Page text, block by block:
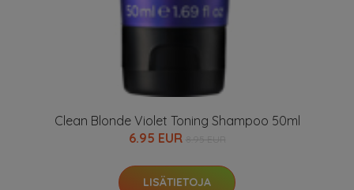
Clean Blonde Violet Toning Shampoo 50ml
6.95 EUR
LISÄTIETOJA